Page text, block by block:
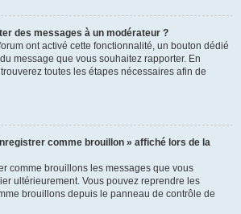
des messages à un modérateur ?
ont activé cette fonctionnalité, un bouton dédié
message que vous souhaitez rapporter. En
toutes les étapes nécessaires afin de
comme brouillon » affiché lors de la
comme brouillons les messages que vous
ultérieurement. Vous pouvez reprendre les
brouillons depuis le panneau de contrôle de